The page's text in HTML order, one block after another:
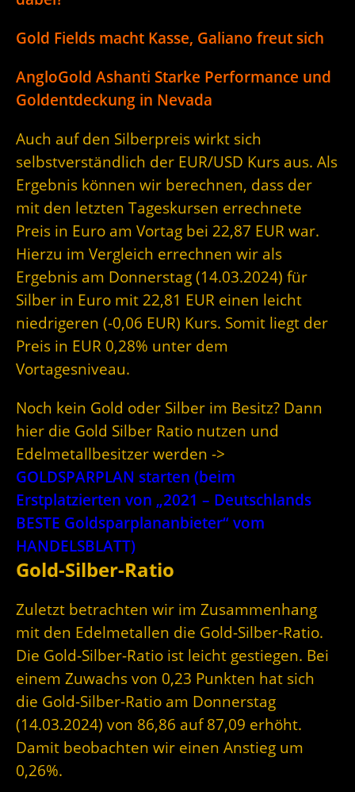
Gold Fields macht Kasse, Galiano freut sich
AngloGold Ashanti Starke Performance und
Goldentdeckung in Nevada
Auch auf den Silberpreis wirkt sich
selbstverständlich der EUR/USD Kurs aus. Als
Ergebnis können wir berechnen, dass der
mit den letzten Tageskursen errechnete
Preis in Euro am Vortag bei 22,87 EUR war.
Hierzu im Vergleich errechnen wir als
Ergebnis am Donnerstag (14.03.2024) für
Silber in Euro mit 22,81 EUR einen leicht
niedrigeren (-0,06 EUR) Kurs. Somit liegt der
Preis in EUR 0,28% unter dem
Vortagesniveau.
Noch kein Gold oder Silber im Besitz? Dann
hier die Gold Silber Ratio nutzen und
Edelmetallbesitzer werden ->
GOLDSPARPLAN starten (beim
Erstplatzierten von „2021 – Deutschlands
BESTE Goldsparplananbieter“ vom
HANDELSBLATT)
Gold-Silber-Ratio
Zuletzt betrachten wir im Zusammenhang
mit den Edelmetallen die Gold-Silber-Ratio.
Die Gold-Silber-Ratio ist leicht gestiegen. Bei
einem Zuwachs von 0,23 Punkten hat sich
die Gold-Silber-Ratio am Donnerstag
(14.03.2024) von 86,86 auf 87,09 erhöht.
Damit beobachten wir einen Anstieg um
0,26%.